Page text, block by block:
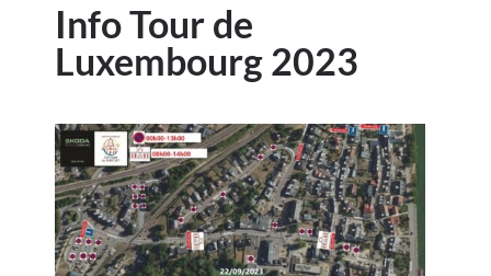
Info Tour de
Luxembourg 2023